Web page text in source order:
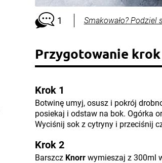
1 Smakowało? Podziel
Przygotowanie
Krok 1
Botwinę umyj, osusz i pokrój
posiekaj i odstaw na bok. Ogórka
Wyciśnij sok z cytryny i przeciśnij
Krok 2
Barszcz Knorrwymieszaj z 300ml